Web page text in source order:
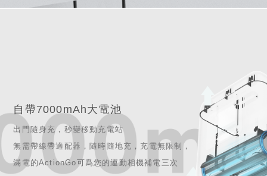
自帶7000mAh大電池
出門隨身充，秒變移動充電站
無需帶線帶適配器，隨時隨地充，充電無限制，
滿電的ActionGo可爲您的運動相機補電三次